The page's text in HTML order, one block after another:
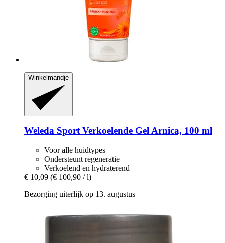
Winkelmandje
Weleda Sport Verkoelende Gel Arnica, 100 ml
Voor alle huidtypes
Ondersteunt regeneratie
Verkoelend en hydraterend
€ 10,09 (€ 100,90 / l)
Bezorging uiterlijk op 13. augustus